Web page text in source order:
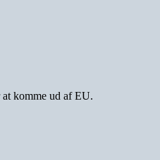
komme ud af EU.